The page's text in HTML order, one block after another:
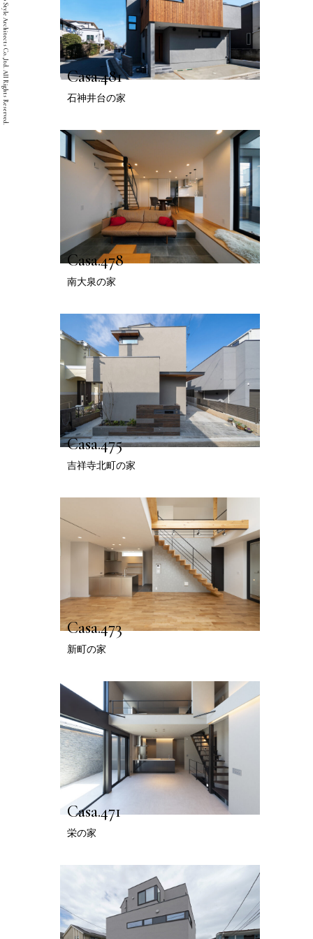
Copyright © Two Style Architects Co.,ltd. All Rights Reserved. Casa.481
石神井台の家
Casa.478
南大泉の家
Casa.475
吉祥寺北町の家
Casa.473
新町の家
Casa.471
栄の家